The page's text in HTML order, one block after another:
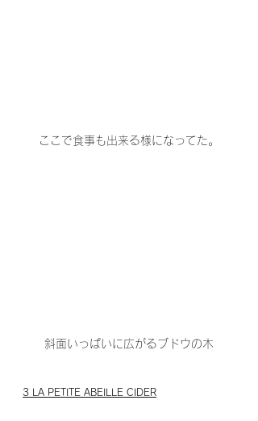
ここで食事も出来る様になってた。
斜面いっぱいに広がるブドウの木
3 LA PETITE ABEILLE CIDER